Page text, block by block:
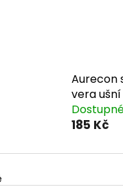
Aurecon
vera
185 Kč